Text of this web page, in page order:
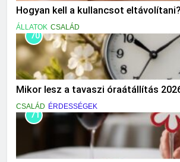
Hogyan kell a kullancsot eltávolítani?
ÁLLATOK CSALÁD
70
Mikor lesz a tavaszi óraátállítás
CSALÁD ÉRDESSÉGEK
71